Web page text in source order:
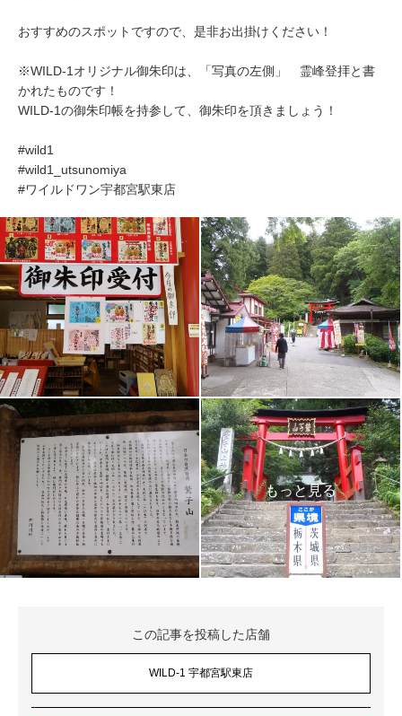
おすすめのスポットですので、是非お出掛けください！
※WILD-1オリジナル御朱印は、「写真の左側」 霊峰登拝と書
かれたものです！
WILD-1の御朱印帳を持参して、御朱印を頂きましょう！
#wild1
#wild1_utsunomiya
#ワイルドワン宇都宮駅東店
この記事を投稿した店舗
WILD-1 宇都宮駅東店